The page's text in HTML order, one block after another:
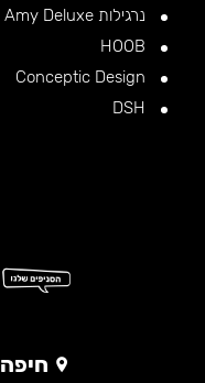
נרגילות Amy Deluxe
חיפה